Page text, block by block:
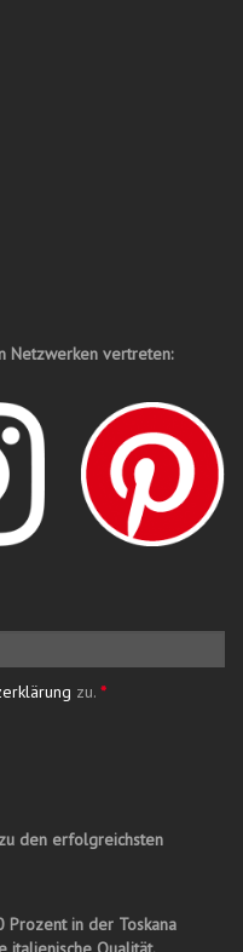
Netzwerken vertreten:
zu. *
den erfolgreichsten
Prozent in der Toskana